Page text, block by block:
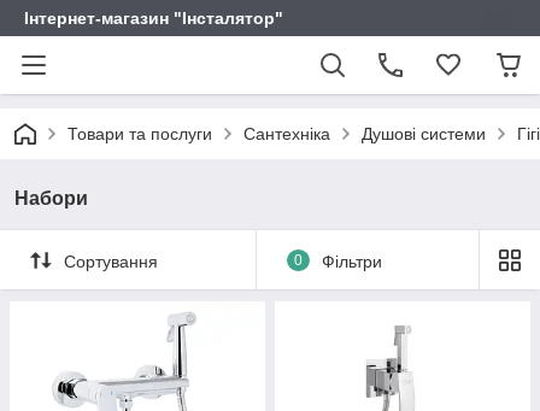
Інтернет-магазин "Інсталятор"
Товари та послуги Сантехніка Душові системи
Набори
Сортування 0 Фільтри